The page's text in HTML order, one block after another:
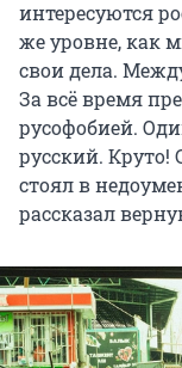
интересуются
же уровне, как
свои дела.
За всё время
русофобией.
русский. Круто!
стоял в
рассказал